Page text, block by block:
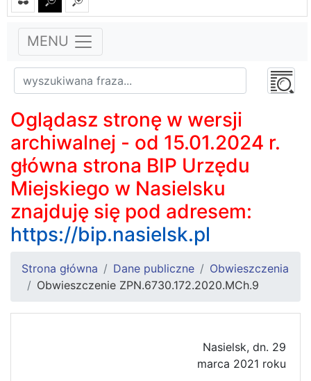
MENU
Oglądasz stronę w wersji
archiwalnej - od 15.01.2024 r.
główna strona BIP Urzędu
Miejskiego w Nasielsku
znajduję się pod adresem:
https://bip.nasielsk.pl
Strona główna Dane publiczne
Obwieszczenia
Obwieszczenie ZPN.6730.172.2020.MCh.9
Nasielsk, dn. 29
marca 2021 roku